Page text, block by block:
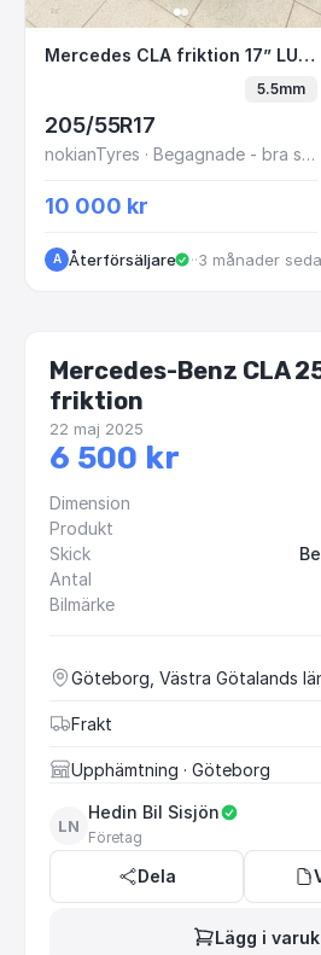
Mercedes CLA friktion Mercedes CLA friktion 17” LUR27F K1-5
5.5mm
205/55R17
nokianTyres · Begagnade - bra skick
10 000 kr
A Återförsäljare ·Kungälv
·3 månader
Mercedes-Benz CLA
friktion
22 maj 2025
6 500 kr
Dimension
Produkt
Skick
Antal
Bilmärke
Göteborg, Västra Götalands
Frakt
Upphämtning · Göteborg
LN
Hedin Bil Sisjön
Företag
Dela
Lägg i